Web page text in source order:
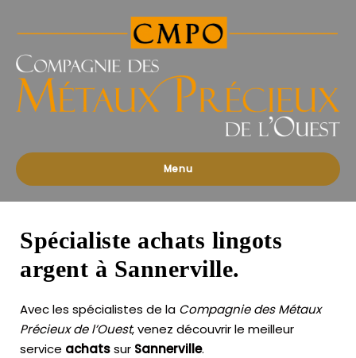
des
Précieux
l'Ouest
Menu
Spécialiste achats lingots
argent à Sannerville.
Avec les spécialistes de la Compagnie des Métaux
Précieux de l’Ouest, venez découvrir le meilleur
service achatssur Sannerville.